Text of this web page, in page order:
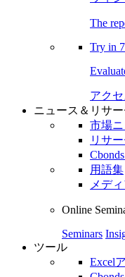
The
Try in
アク
ニュース＆リサ
市場
リサ
用語集
メデ
Online
Seminars
ツール
Excel